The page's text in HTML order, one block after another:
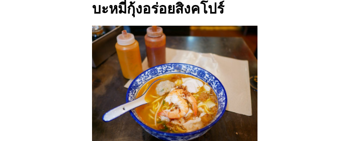
บะหมี่กุ้งอร่อยสิงคโปร์